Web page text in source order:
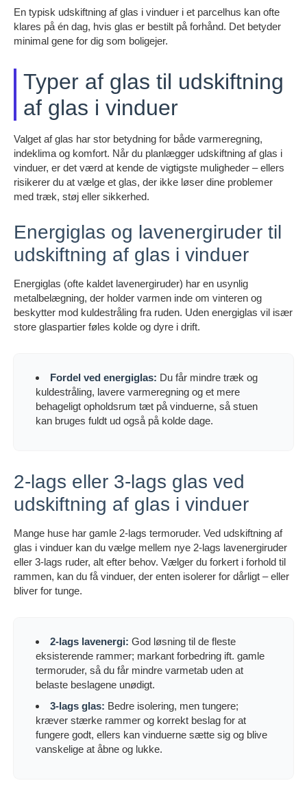
En typisk udskiftning af glas i vinduer i et parcelhus kan ofte
klares på én dag, hvis glas er bestilt på forhånd. Det betyder
minimal gene for dig som boligejer.
Typer af glas til udskiftning
af glas i vinduer
Valget af glas har stor betydning for både varmeregning,
indeklima og komfort. Når du planlægger udskiftning af glas i
vinduer, er det værd at kende de vigtigste muligheder – ellers
risikerer du at vælge et glas, der ikke løser dine problemer
med træk, støj eller sikkerhed.
Energiglas og lavenergiruder til
udskiftning af glas i vinduer
Energiglas (ofte kaldet lavenergiruder) har en usynlig
metalbelægning, der holder varmen inde om vinteren og
beskytter mod kuldestråling fra ruden. Uden energiglas vil især
store glaspartier føles kolde og dyre i drift.
Fordel ved energiglas: Du får mindre træk og
kuldestråling, lavere varmeregning og et mere
behageligt opholdsrum tæt på vinduerne, så stuen
kan bruges fuldt ud også på kolde dage.
2-lags eller 3-lags glas ved
udskiftning af glas i vinduer
Mange huse har gamle 2-lags termoruder. Ved udskiftning af
glas i vinduer kan du vælge mellem nye 2-lags lavenergiruder
eller 3-lags ruder, alt efter behov. Vælger du forkert i forhold til
rammen, kan du få vinduer, der enten isolerer for dårligt – eller
bliver for tunge.
2-lags lavenergi: God løsning til de fleste
eksisterende rammer; markant forbedring ift. gamle
termoruder, så du får mindre varmetab uden at
belaste beslagene unødigt.
3-lags glas: Bedre isolering, men tungere;
kræver stærke rammer og korrekt beslag for at
fungere godt, ellers kan vinduerne sætte sig og blive
vanskelige at åbne og lukke.